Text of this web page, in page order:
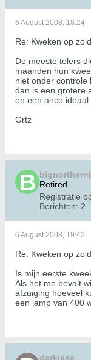
6 August 2008, 18:24
Re: Kweken op
De meeste telers
maanden hun
niet onder controle
dan is een grotere
en een airco ideaal
Grtz
Retired
Registratie
Berichten: 2
6 August 2008, 19:42
Re: Kweken op
Is mijn eerste
Als het me bevalt
afzuiging hoeveel
een lamp van 400
darkiess